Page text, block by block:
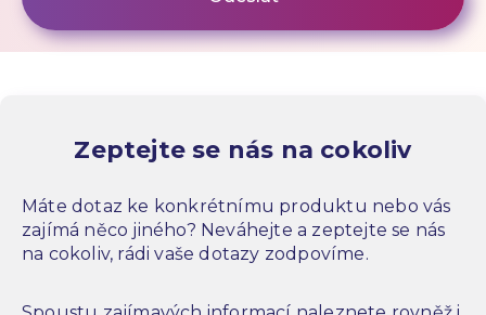
Zeptejte se nás na cokoliv
Máte dotaz ke konkrétnímu produktu nebo vás
zajímá něco jiného? Neváhejte a zeptejte se nás
na cokoliv, rádi vaše dotazy zodpovíme.